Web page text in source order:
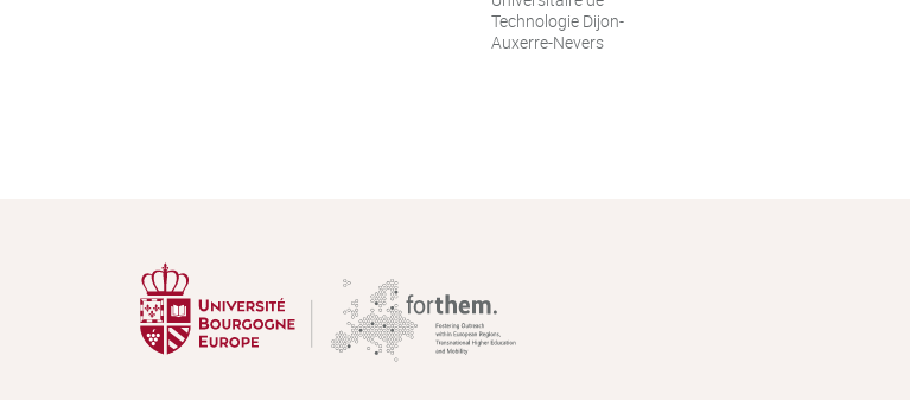
Technologie Dijon-
Auxerre-Nevers